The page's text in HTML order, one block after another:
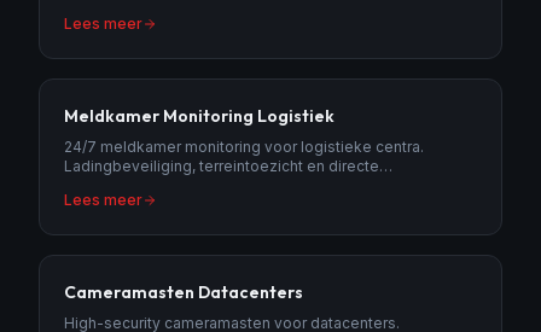
Lees meer
Meldkamer Monitoring Logistiek
24/7 meldkamer monitoring voor logistieke centra.
Ladingbeveiliging, terreintoezicht en directe
Lees meer
Cameramasten Datacenters
High-security cameramasten voor datacenters.